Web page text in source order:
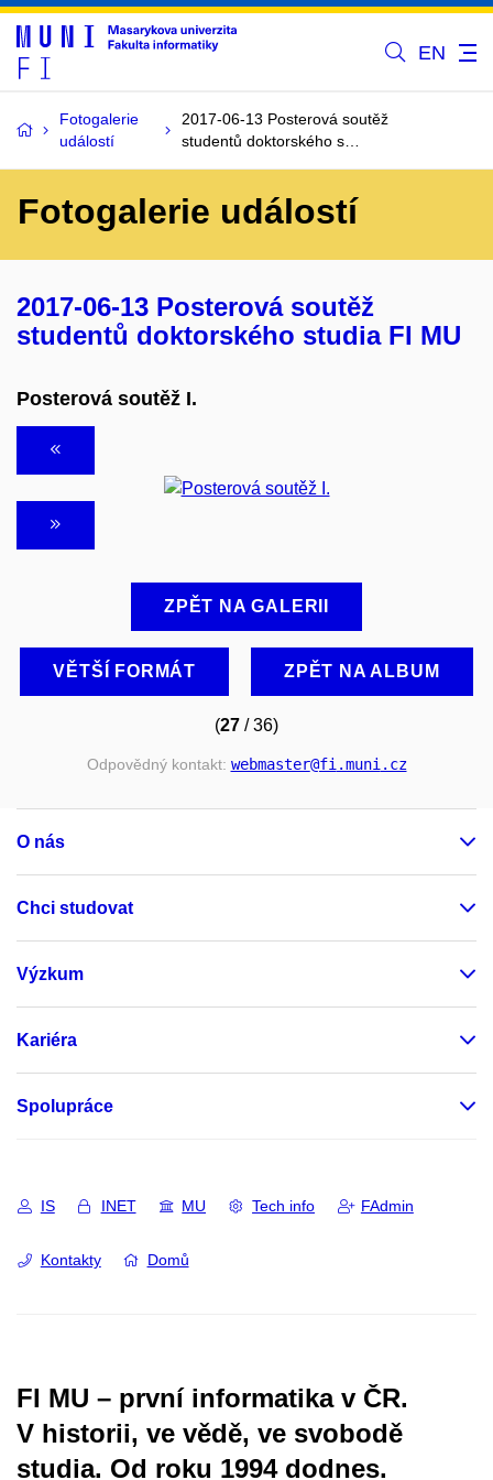
EN
Fotogalerie
událostí
2017-06-13 Posterová soutěž
studentů doktorského s…
Fotogalerie událostí
2017-06-13 Posterová soutěž
studentů doktorského studia FI MU
Posterová soutěž I.
ZPĚT NA GALERII
VĚTŠÍ FORMÁT ZPĚT NA ALBUM
(27 / 36)
Odpovědný kontakt: webmaster@fi.muni.cz
O nás
Chci studovat
Výzkum
Kariéra
Spolupráce
IS INET MU Tech info FAdmin
Kontakty Domů
FI MU – první informatika v ČR.
V historii, ve vědě, ve svobodě
studia. Od roku 1994 dodnes.